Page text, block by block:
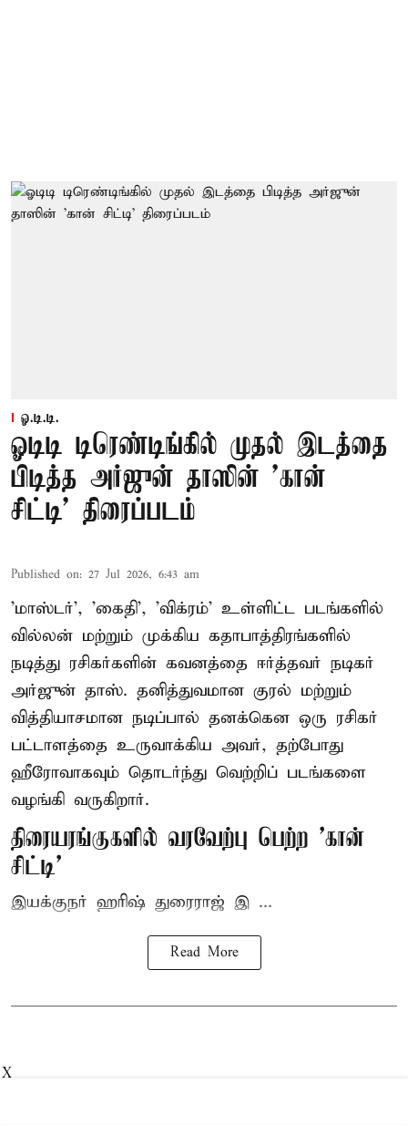
ஓ.டி.டி.
ஓடிடி டிரெண்டிங்கில் முதல் இடத்தை
பிடித்த அர்ஜுன் தாஸின் 'கான்
சிட்டி' திரைப்படம்
Published on: 27 Jul 2026, 6:43 am
'மாஸ்டர்', 'கைதி', 'விக்ரம்' உள்ளிட்ட படங்களில்
வில்லன் மற்றும் முக்கிய கதாபாத்திரங்களில்
நடித்து ரசிகர்களின் கவனத்தை ஈர்த்தவர் நடிகர்
அர்ஜுன் தாஸ். தனித்துவமான குரல் மற்றும்
வித்தியாசமான நடிப்பால் தனக்கென ஒரு ரசிகர்
பட்டாளத்தை உருவாக்கிய அவர், தற்போது
ஹீரோவாகவும் தொடர்ந்து வெற்றிப் படங்களை
வழங்கி வருகிறார்.
திரையரங்குகளில் வரவேற்பு பெற்ற 'கான்
சிட்டி'
இயக்குநர் ஹரிஷ் துரைராஜ் இ ...
Read More
X